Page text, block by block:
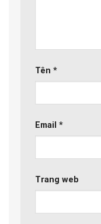
Tên *
Email *
Trang web